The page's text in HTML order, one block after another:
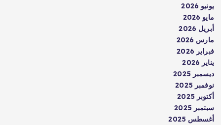
يونيو 2026
مايو 2026
أبريل 2026
مارس 2026
فبراير 2026
يناير 2026
ديسمبر 2025
نوفمبر 2025
أكتوبر 2025
سبتمبر 2025
أغسطس 2025